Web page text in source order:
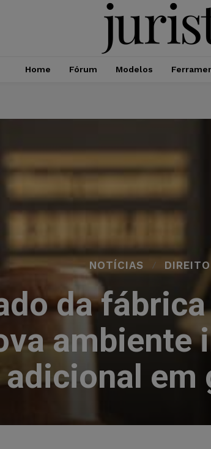
Home Fórum Modelos
NOTÍCIAS
da
ambiente
adicional em